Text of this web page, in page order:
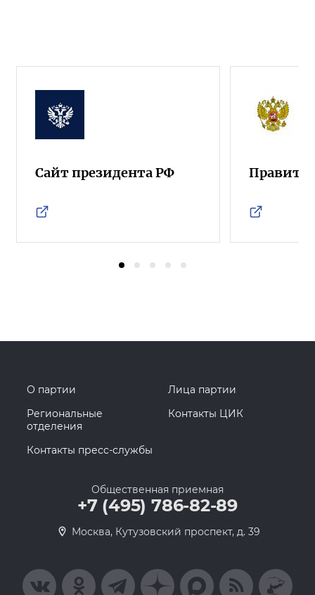
Сайт президента РФ
О партии
Лица партии
Региональные
отделения
Контакты ЦИК
Контакты пресс-службы
Общественная приемная
+7 (495) 786-82-89
Москва, Кутузовский проспект, д. 39